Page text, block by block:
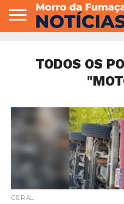
VEREADORES
TODOS OS
GERAL